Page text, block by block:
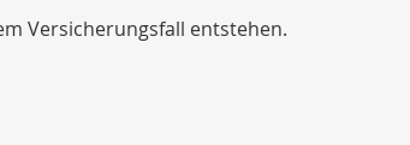
Versicherungsfall entstehen.